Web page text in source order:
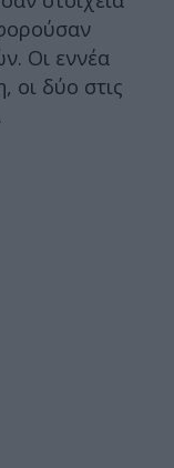
Οι εννέα
οι δύο στις